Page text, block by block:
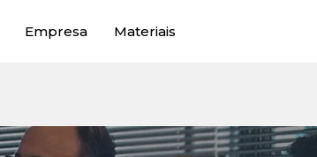
Empresa Materiais